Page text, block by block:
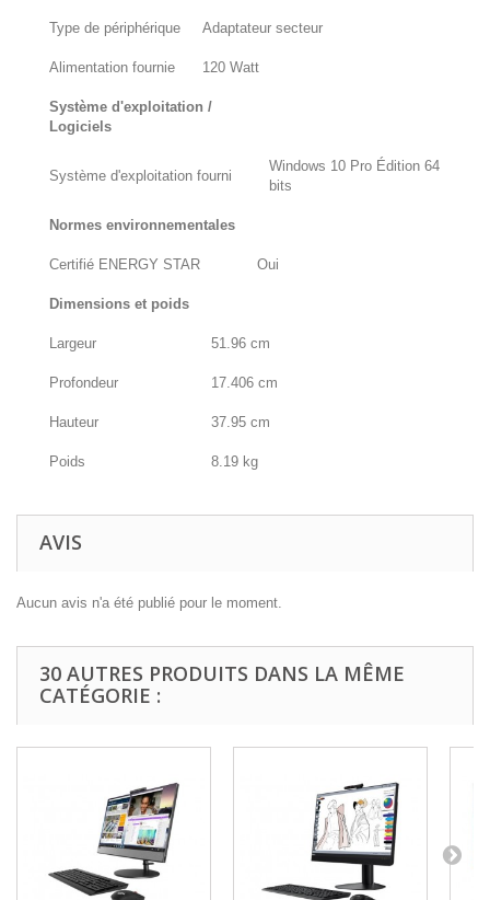
Type de périphérique Adaptateur secteur
Alimentation fournie 120 Watt
Système d'exploitation /
Logiciels
Système d'exploitation fourni
Windows 10 Pro Édition 64
bits
Normes environnementales
Certifié ENERGY STAR Oui
Dimensions et poids
Largeur 51.96 cm
Profondeur 17.406 cm
Hauteur 37.95 cm
Poids 8.19 kg
AVIS
Aucun avis n'a été publié pour le moment.
30 AUTRES PRODUITS DANS LA MÊME
CATÉGORIE :